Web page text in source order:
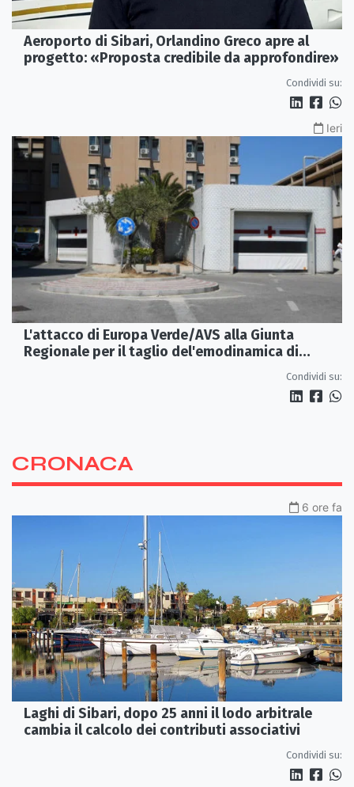
Aeroporto di Sibari, Orlandino Greco apre al
progetto: «Proposta credibile da approfondire»
Condividi su:
Ieri
L'attacco di Europa Verde/AVS alla Giunta
Regionale per il taglio del'emodinamica di
Condividi su:
CRONACA
6 ore fa
Laghi di Sibari, dopo 25 anni il lodo arbitrale
cambia il calcolo dei contributi associativi
Condividi su: